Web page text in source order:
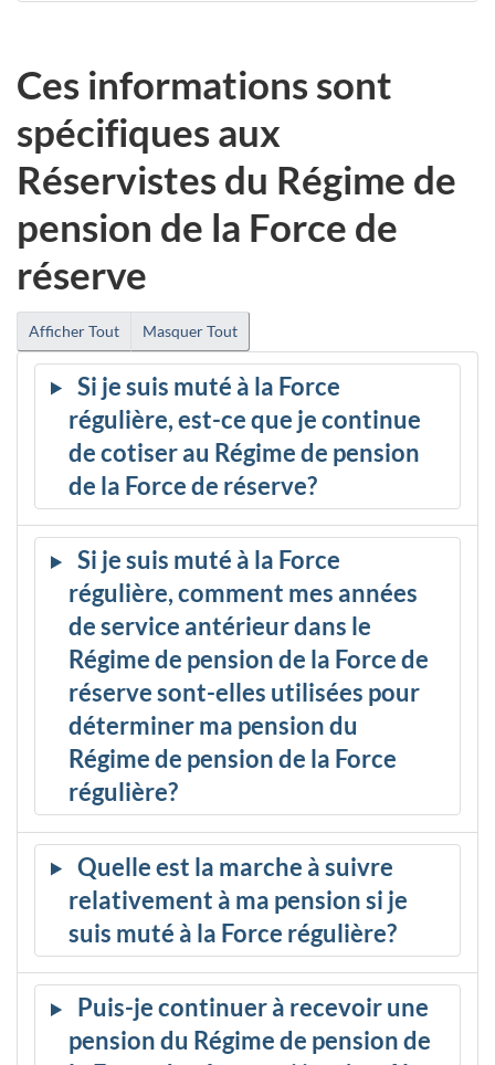
Ces informations sont
spécifiques aux
Réservistes du Régime de
pension de la Force de
réserve
Afficher Tout Masquer Tout
Si je suis muté à la Force
régulière, est-ce que je continue
de cotiser au Régime de pension
de la Force de réserve?
Si je suis muté à la Force
régulière, comment mes années
de service antérieur dans le
Régime de pension de la Force de
réserve sont-elles utilisées pour
déterminer ma pension du
Régime de pension de la Force
régulière?
Quelle est la marche à suivre
relativement à ma pension si je
suis muté à la Force régulière?
Puis-je continuer à recevoir une
pension du Régime de pension de